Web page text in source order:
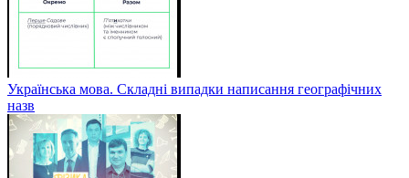
Українська мова. Складні випадки написання географічних
назв